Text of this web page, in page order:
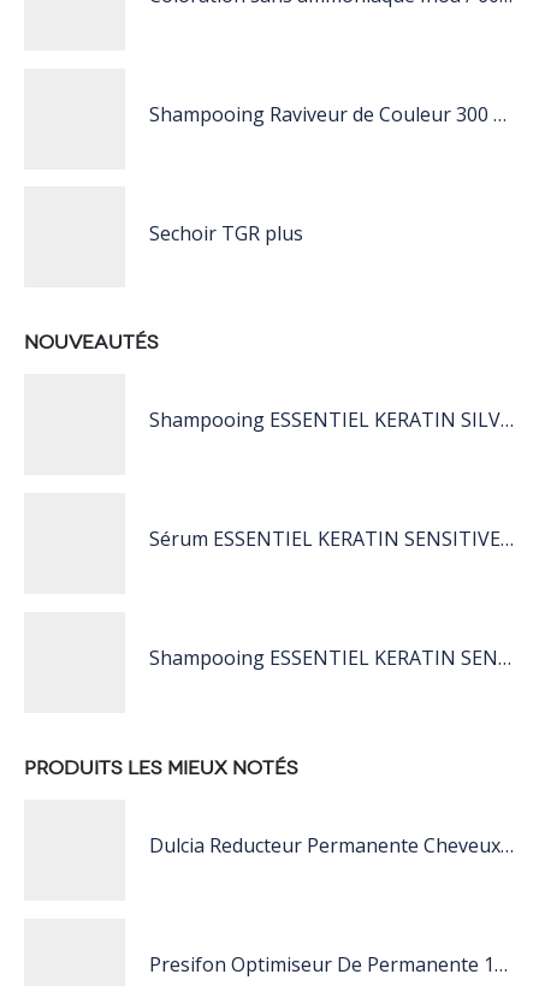
Shampooing Raviveur de Couleur 300 ml Rose de Schwarzkopf Professional
Sechoir TGR plus
NOUVEAUTÉS
Shampooing ESSENTIEL KERATIN SILVER 250ML
Sérum ESSENTIEL KERATIN SENSITIVE 40 ML
Shampooing ESSENTIEL KERATIN SENSITIVE 1L
PRODUITS LES MIEUX NOTÉS
Dulcia Reducteur Permanente Cheveux Naturels Très Résistant
Presifon Optimiseur De Permanente 12x15Ml